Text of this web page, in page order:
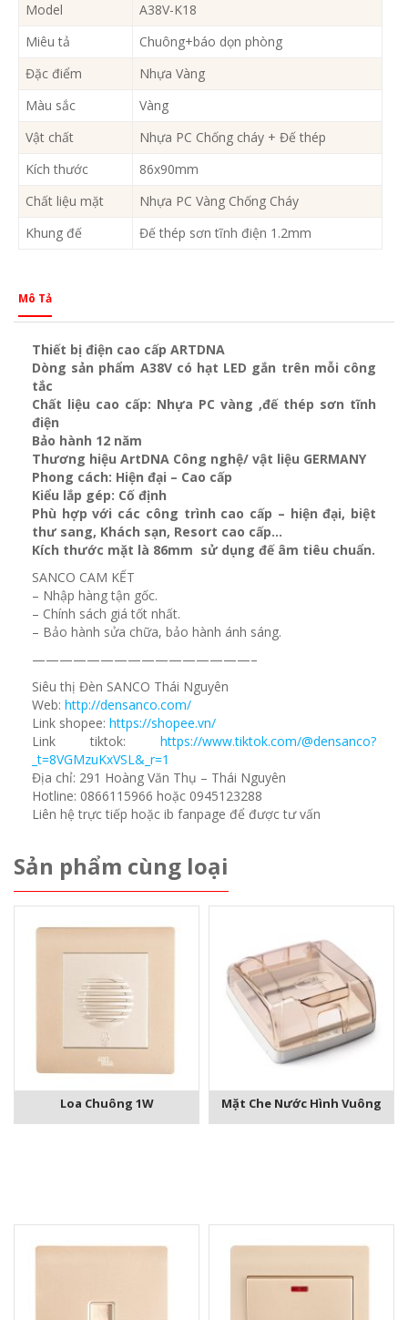
Model
A38V-K18
Miêu tả
Chuông+báo dọn phòng
Đặc điểm
Nhựa Vàng
Màu sắc
Vàng
Vật chất
Nhựa PC Chống cháy + Đế thép
Kích thước
86x90mm
Chất liệu mặt
Nhựa PC Vàng Chống Cháy
Khung đế
Đế thép sơn tĩnh điện 1.2mm
Mô Tả
Thiết bị điện cao cấp ARTDNA
Dòng sản phẩm A38V có hạt LED gắn trên mỗi công
tắc
Chất liệu cao cấp: Nhựa PC vàng ,đế thép sơn tĩnh
điện
Bảo hành 12 năm
Thương hiệu ArtDNA Công nghệ/ vật liệu GERMANY
Phong cách: Hiện đại – Cao cấp
Kiểu lắp gép: Cố định
Phù hợp với các công trình cao cấp – hiện đại, biệt
thư sang, Khách sạn, Resort cao cấp…
Kích thước mặt là 86mm sử dụng đế âm tiêu chuẩn.
SANCO CAM KẾT
– Nhập hàng tận gốc.
– Chính sách giá tốt nhất.
– Bảo hành sửa chữa, bảo hành ánh sáng.
————————————————–
Siêu thị Đèn SANCO Thái Nguyên
Web: http://densanco.com/
Link shopee: https://shopee.vn/
Link tiktok: https://www.tiktok.com/@densanco?
_t=8VGMzuKxVSL&_r=1
Địa chỉ: 291 Hoàng Văn Thụ – Thái Nguyên
Hotline: 0866115966 hoặc 0945123288
Liên hệ trực tiếp hoặc ib fanpage để được tư vấn
Sản phẩm cùng loại
Loa Chuông 1W Mặt Che Nước Hình Vuông